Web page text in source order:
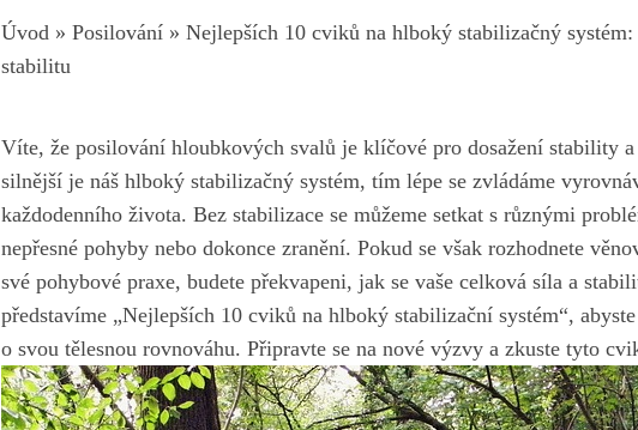
Úvod » Posilování » Nejlepších 10 cviků na hlboký stabilizačný
stabilitu
Víte, že posilování hloubkových svalů je klíčové pro dosažení stability⁤
silnější je náš hlboký stabilizačný systém, tím lépe se zvládáme
každodenního života. Bez stabilizace se můžeme setkat s různými
nepřesné⁣ pohyby nebo dokonce zranění. Pokud⁤ se však rozhodnete
své pohybové praxe, budete překvapeni, jak se vaše celková síla a
představíme „Nejlepších‍ 10⁣ cviků na hlboký stabilizační⁢ systém“,
o svou tělesnou rovnováhu. Připravte se na nové výzvy a zkuste tyto